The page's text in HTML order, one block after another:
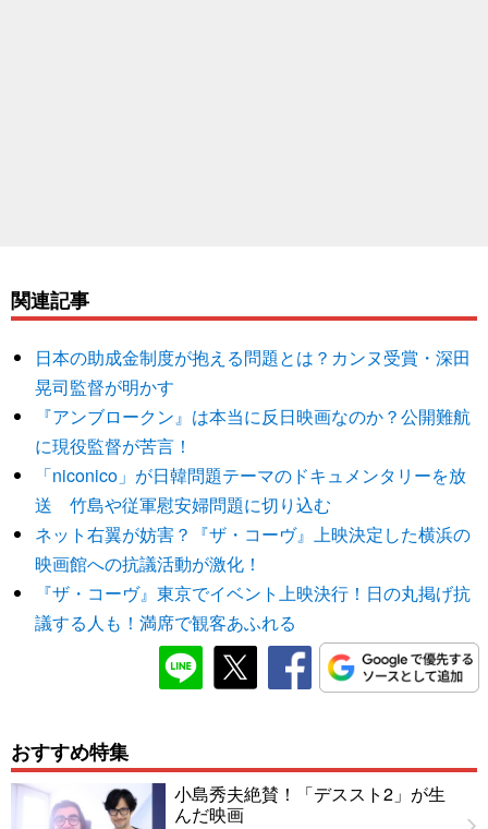
関連記事
日本の助成金制度が抱える問題とは？カンヌ受賞・深田
晃司監督が明かす
『アンブロークン』は本当に反日映画なのか？公開難航
に現役監督が苦言！
「niconico」が日韓問題テーマのドキュメンタリーを放
送 竹島や従軍慰安婦問題に切り込む
ネット右翼が妨害？『ザ・コーヴ』上映決定した横浜の
映画館への抗議活動が激化！
『ザ・コーヴ』東京でイベント上映決行！日の丸掲げ抗
議する人も！満席で観客あふれる
おすすめ特集
小島秀夫絶賛！「デススト2」が生
んだ映画